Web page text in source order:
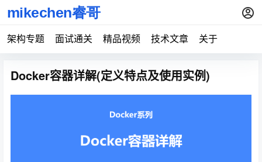
架构专题 面试通关 精品视频 技术文章 关于
Docker容器详解(定义特点及使用实例)